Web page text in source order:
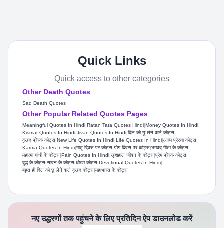
Quick Links
Quick access to other categories
Other Death Quotes
Sad Death Quotes
Other Popular Related Quotes Pages
Meaningful Quotes In Hindi|Ratan Tata Quotes Hindi​|Money Quotes In Hindi​|
Kismat Quotes In Hindi|Jivan Quotes In Hindi​|दिल को छू लेने वाले कोट्स|
दुखद प्रेरक कोट्स|New Life Quotes In Hindi​|Life Quotes In Hindi|आत्म प्रेरणा कोट्स|
Karma Quotes In Hindi​|मातृ दिवस पर कोट्स|योग दिवस पर कोट्स|भगवद गीता के कोट्स|
महात्मा गांधी के कोट्स|Pain Quotes In Hindi​|खुशहाल जीवन के कोट्स|प्रेम प्रेरक कोट्स|
बुद्ध के कोट्स|सावन के कोट्स|धोखा कोट्स|Devotional Quotes In Hindi|
बहुत ही दिल को छू लेने वाले दुखद कोट्स|महाभारत के कोट्स
नए उद्धरणों तक पहुंचने के लिए प्रतिदिन ऐप डाउनलोड करें